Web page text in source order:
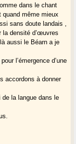
dans le chant
même mieux
sans doute landais ,
la densité d’œuvres
aussi le Béarn a je
l’émergence d’une
accordons à donner
de la langue dans le